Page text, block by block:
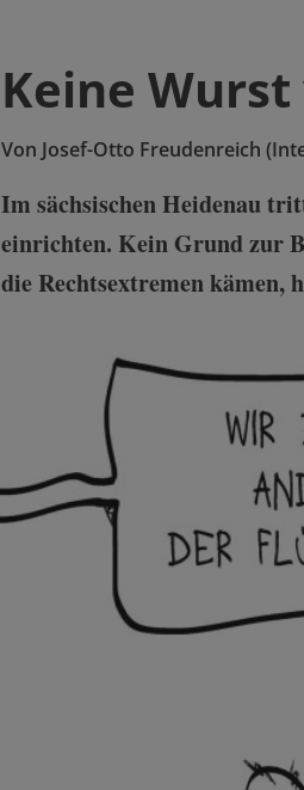
Keine
Von Josef-Otto Freudenreich
Im sächsischen Heidenau
einrichten. Kein Grund zur
die Rechtsextremen